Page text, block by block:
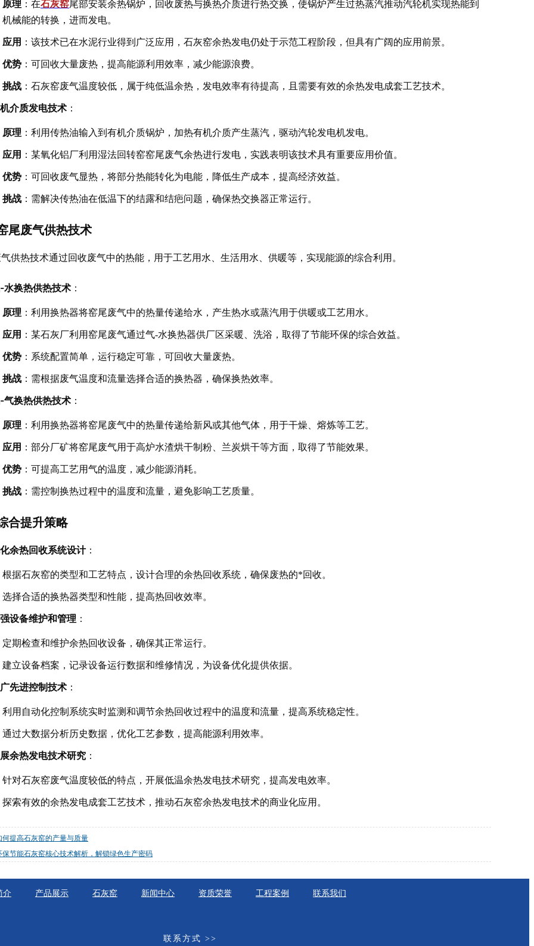
原理 ：在石灰窑尾部安装余热锅炉，回收废热与换热介质进行热交换，使锅炉产生过热蒸汽推动汽轮机实现热能到
机械能的转换，进而发电。
应用 ：该技术已在水泥行业得到广泛应用，石灰窑余热发电仍处于示范工程阶段，但具有广阔的应用前景。
优势 ：可回收大量废热，提高能源利用效率，减少能源浪费。
挑战 ：石灰窑废气温度较低，属于纯低温余热，发电效率有待提高，且需要有效的余热发电成套工艺技术。
介质发电技术 ：
原理 ：利用传热油输入到有机介质锅炉，加热有机介质产生蒸汽，驱动汽轮发电机发电。
应用 ：某氧化铝厂利用湿法回转窑窑尾废气余热进行发电，实践表明该技术具有重要应用价值。
优势 ：可回收废气显热，将部分热能转化为电能，降低生产成本，提高经济效益。
挑战 ：需解决传热油在低温下的结露和结疤问题，确保热交换器正常运行。
尾废气供热技术
供热技术通过回收废气中的热能，用于工艺用水、生活用水、供暖等，实现能源的综合利用。
水换热供热技术 ：
原理 ：利用换热器将窑尾废气中的热量传递给水，产生热水或蒸汽用于供暖或工艺用水。
应用 ：某石灰厂利用窑尾废气通过气-水换热器供厂区采暖、洗浴，取得了节能环保的综合效益。
优势 ：系统配置简单，运行稳定可靠，可回收大量废热。
挑战 ：需根据废气温度和流量选择合适的换热器，确保换热效率。
气换热供热技术 ：
原理 ：利用换热器将窑尾废气中的热量传递给新风或其他气体，用于干燥、熔炼等工艺。
应用 ：部分厂矿将窑尾废气用于高炉水渣烘干制粉、兰炭烘干等方面，取得了节能效果。
优势 ：可提高工艺用气的温度，减少能源消耗。
挑战 ：需控制换热过程中的温度和流量，避免影响工艺质量。
合提升策略
余热回收系统设计：
根据石灰窑的类型和工艺特点，设计合理的余热回收系统，确保废热的*回收。
选择合适的换热器类型和性能，提高热回收效率。
设备维护和管理 ：
定期检查和维护余热回收设备，确保其正常运行。
建立设备档案，记录设备运行数据和维修情况，为设备优化提供依据。
先进控制技术 ：
利用自动化控制系统实时监测和调节余热回收过程中的温度和流量，提高系统稳定性。
通过大数据分析历史数据，优化工艺参数，提高能源利用效率。
余热发电技术研究 ：
针对石灰窑废气温度较低的特点，开展低温余热发电技术研究，提高发电效率。
探索有效的余热发电成套工艺技术，推动石灰窑余热发电技术的商业化应用。
何提高石灰窑的产量与质量
保节能石灰窑核心技术解析，解锁绿色生产密码
介 产品展示 石灰窑 新闻中心 资质荣誉 工程案例 联系我们
联系方式 >>